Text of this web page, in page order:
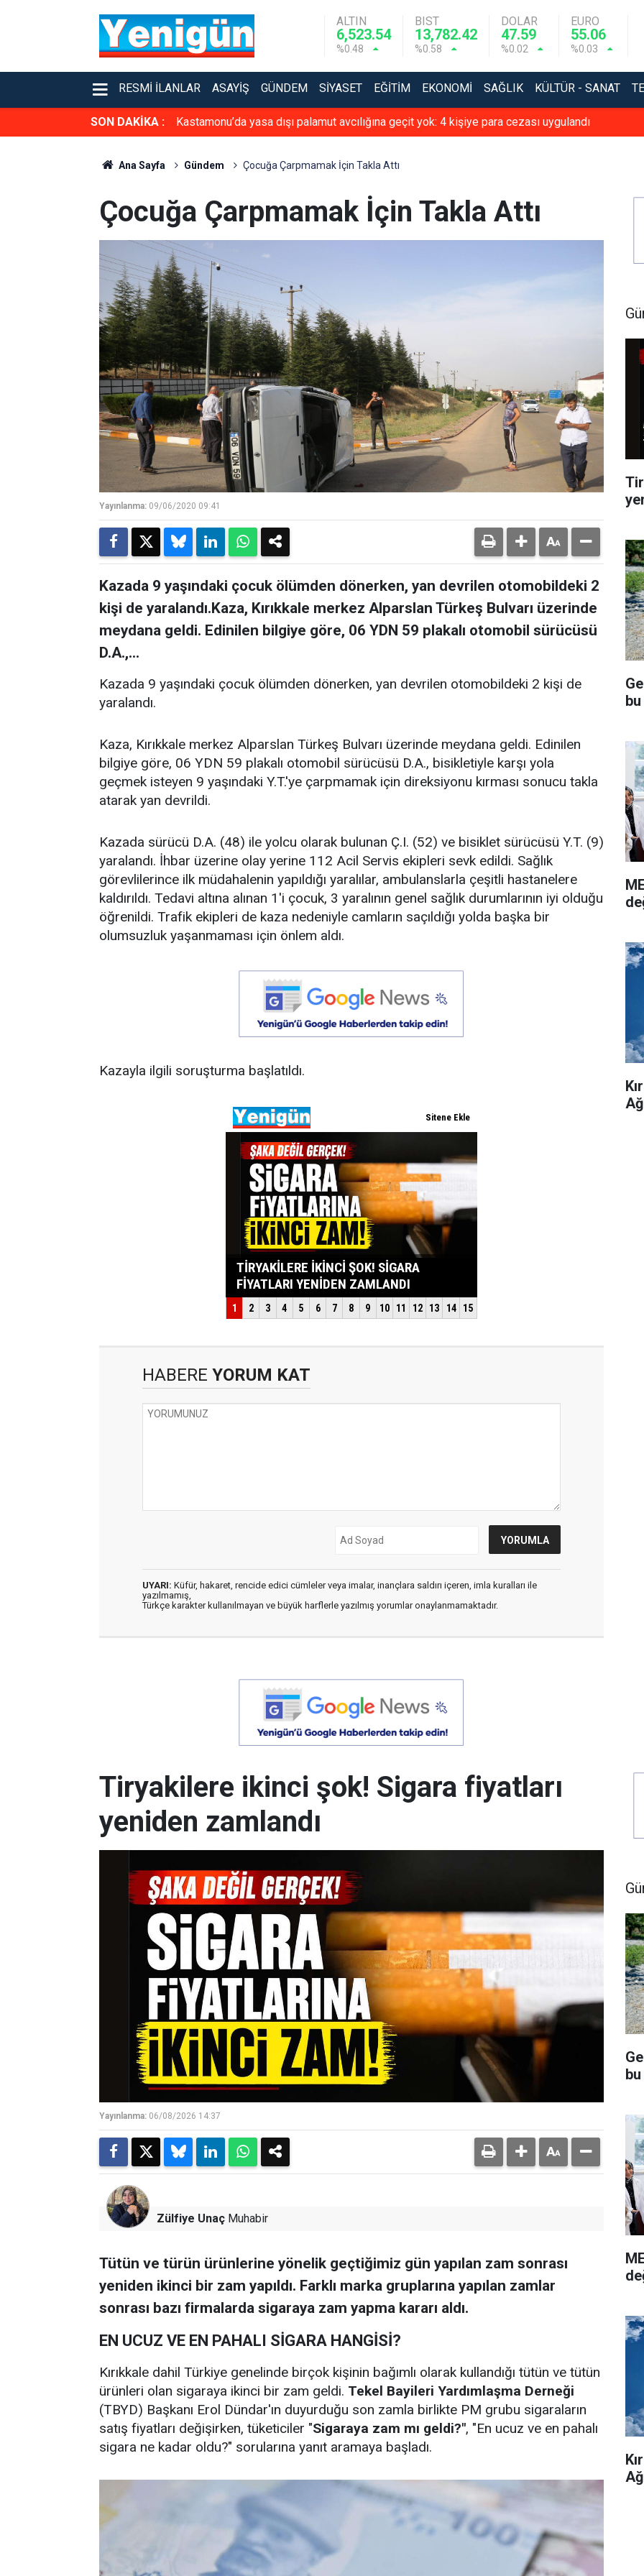
ALTIN
6,523.54
%0.48
BIST
13,782.42
%0.58
DOLAR
47.59
%0.02
EURO
55.06
%0.03
RESMI İLANLAR ASAYIŞ GÜNDEM SIYASET EĞITIM EKONOMI SAĞLIK KÜLTÜR - SANAT
SON DAKİKA : Kastamonu’da yasa dışı palamut avcılığına geçit yok: 4 kişiye para cezası uygulandı
Ana Sayfa Gündem Çocuğa Çarpmamak İçin Takla Attı
Çocuğa Çarpmamak İçin Takla Attı
Yayınlanma: 09/06/2020 09:41
Kazada 9 yaşındaki çocuk ölümden dönerken, yan devrilen otomobildeki 2
kişi de yaralandı.Kaza, Kırıkkale merkez Alparslan Türkeş Bulvarı üzerinde
meydana geldi. Edinilen bilgiye göre, 06 YDN 59 plakalı otomobil sürücüsü
D.A.,...
Kazada 9 yaşındaki çocuk ölümden dönerken, yan devrilen otomobildeki 2 kişi de
yaralandı.
Kaza, Kırıkkale merkez Alparslan Türkeş Bulvarı üzerinde meydana geldi. Edinilen
bilgiye göre, 06 YDN 59 plakalı otomobil sürücüsü D.A., bisikletiyle karşı yola
geçmek isteyen 9 yaşındaki Y.T.'ye çarpmamak için direksiyonu kırması sonucu takla
atarak yan devrildi.
Kazada sürücü D.A. (48) ile yolcu olarak bulunan Ç.I. (52) ve bisiklet sürücüsü Y.T. (9)
yaralandı. İhbar üzerine olay yerine 112 Acil Servis ekipleri sevk edildi. Sağlık
görevlilerince ilk müdahalenin yapıldığı yaralılar, ambulanslarla çeşitli hastanelere
kaldırıldı. Tedavi altına alınan 1'i çocuk, 3 yaralının genel sağlık durumlarının iyi olduğu
öğrenildi. Trafik ekipleri de kaza nedeniyle camların saçıldığı yolda başka bir
olumsuzluk yaşanmaması için önlem aldı.
Kazayla ilgili soruşturma başlatıldı.
HABERE YORUM KAT
UYARI: Küfür, hakaret, rencide edici cümleler veya imalar, inançlara saldırı içeren, imla kuralları ile
yazılmamış,
Türkçe karakter kullanılmayan ve büyük harflerle yazılmış yorumlar onaylanmamaktadır.
Tiryakilere ikinci şok! Sigara fiyatları
yeniden zamlandı
Yayınlanma: 06/08/2026 14:37
Zülfiye Unaç Muhabir
Tütün ve türün ürünlerine yönelik geçtiğimiz gün yapılan zam sonrası
yeniden ikinci bir zam yapıldı. Farklı marka gruplarına yapılan zamlar
sonrası bazı firmalarda sigaraya zam yapma kararı aldı.
EN UCUZ VE EN PAHALI SİGARA HANGİSİ?
Kırıkkale dahil Türkiye genelinde birçok kişinin bağımlı olarak kullandığı tütün ve tütün
ürünleri olan sigaraya ikinci bir zam geldi. Tekel Bayileri Yardımlaşma Derneği
(TBYD) Başkanı Erol Dündar'ın duyurduğu son zamla birlikte PM grubu sigaraların
satış fiyatları değişirken, tüketiciler "Sigaraya zam mı geldi?", "En ucuz ve en pahalı
sigara ne kadar oldu?" sorularına yanıt aramaya başladı.